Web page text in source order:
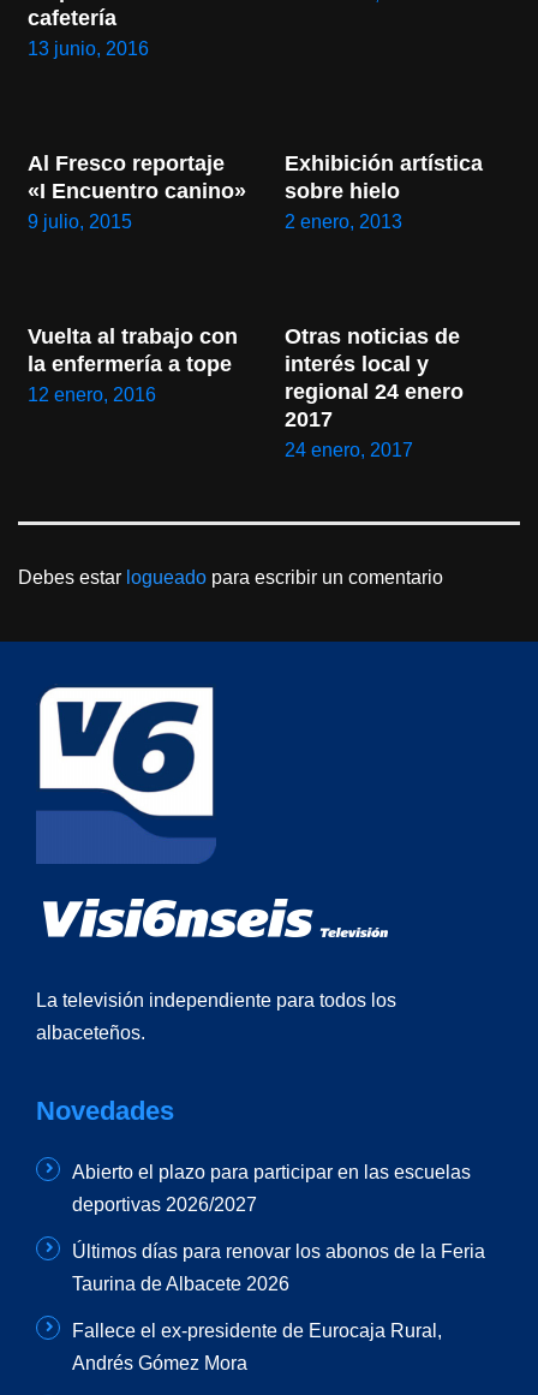
cafetería
13 junio, 2016
Al Fresco reportaje
«I Encuentro canino»
9 julio, 2015
Exhibición artística
sobre hielo
2 enero, 2013
Vuelta al trabajo con
la enfermería a tope
12 enero, 2016
Otras noticias de
interés local y
regional 24 enero
2017
24 enero, 2017
Debes estar logueado para escribir un comentario
La televisión independiente para todos los
albaceteños.
Novedades
Abierto el plazo para participar en las escuelas
deportivas 2026/2027
Últimos días para renovar los abonos de la Feria
Taurina de Albacete 2026
Fallece el ex-presidente de Eurocaja Rural,
Andrés Gómez Mora